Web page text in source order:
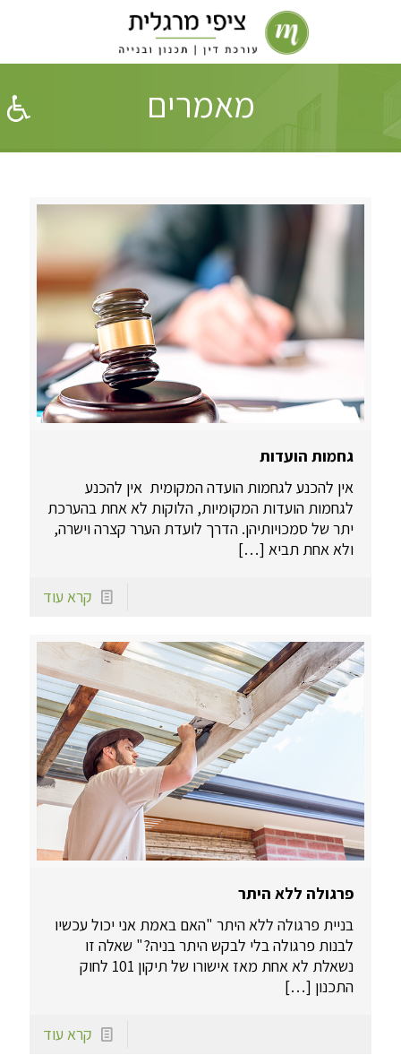
מאמרים
גחמות הועדות
אין להכנע לגחמות הועדה המקומית ​ אין להכנע
לגחמות הועדות המקומיות, הלוקות לא אחת בהערכת
יתר של סמכויותיהן. הדרך לועדת הערר קצרה וישרה,
ולא אחת תביא […]
קרא עוד
פרגולה ללא היתר
בניית פרגולה ללא היתר "האם באמת אני יכול עכשיו
לבנות פרגולה בלי לבקש היתר בניה?" שאלה זו
נשאלת לא אחת מאז אישורו של תיקון 101 לחוק
התכנון […]
קרא עוד